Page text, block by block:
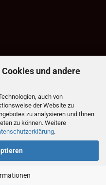
und andere
auch von
der Website zu
zu analysieren und Ihnen
zu können. Weitere
.
ⓘ